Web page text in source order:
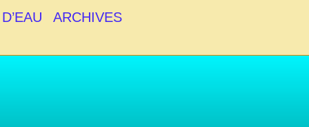
ARCHIVES